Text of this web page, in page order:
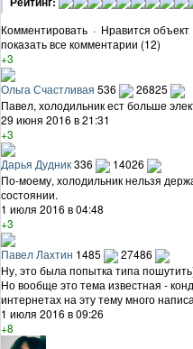
Комментировать · Нравится объект
показать все комментарии (12)
+3
Ольга Счастливая 536
26825
Павел, холодильник ест больше
29 июня 2016 в 21:31
+3
Дарья Дудник336
14026
По-моему, холодильник нельзя
состоянии.
1 июля 2016 в 04:48
+3
Павел Лахтин 1485
27486
Ну, это была попытка типа
Но вообще это тема известная -
интернетах на эту тему много
1 июля 2016 в 09:26
+8